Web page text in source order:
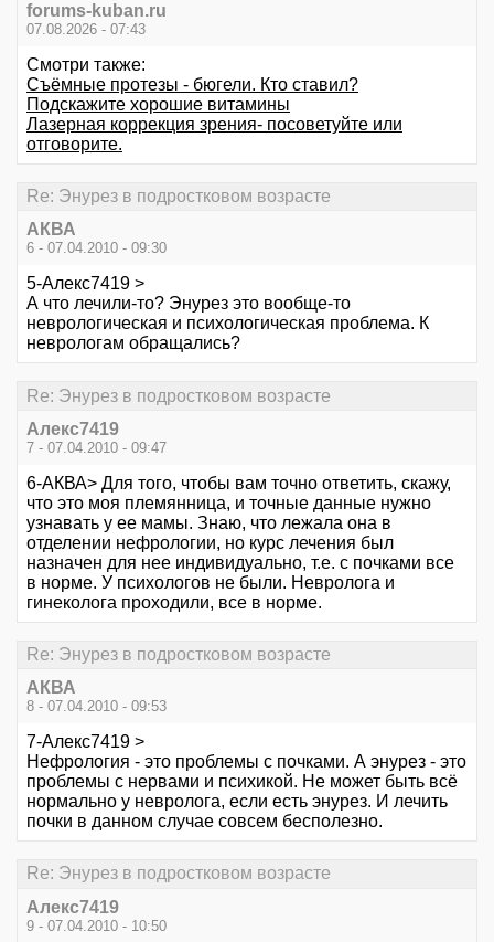
forums-kuban.ru
07.08.2026 - 07:43
Смотри также:
Съёмные протезы - бюгели. Кто ставил?
Подскажите хорошие витамины
Лазерная коррекция зрения- посоветуйте или
отговорите.
Re: Энурез в подростковом возрасте
АКВА
6 - 07.04.2010 - 09:30
5-Алекс7419 >
А что лечили-то? Энурез это вообще-то
неврологическая и психологическая проблема. К
неврологам обращались?
Re: Энурез в подростковом возрасте
Алекс7419
7 - 07.04.2010 - 09:47
6-АКВА> Для того, чтобы вам точно ответить, скажу,
что это моя племянница, и точные данные нужно
узнавать у ее мамы. Знаю, что лежала она в
отделении нефрологии, но курс лечения был
назначен для нее индивидуально, т.е. с почками все
в норме. У психологов не были. Невролога и
гинеколога проходили, все в норме.
Re: Энурез в подростковом возрасте
АКВА
8 - 07.04.2010 - 09:53
7-Алекс7419 >
Нефрология - это проблемы с почками. А энурез - это
проблемы с нервами и психикой. Не может быть всё
нормально у невролога, если есть энурез. И лечить
почки в данном случае совсем бесполезно.
Re: Энурез в подростковом возрасте
Алекс7419
9 - 07.04.2010 - 10:50